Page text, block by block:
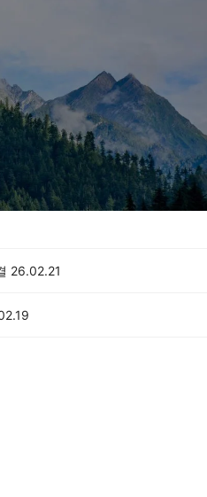
26.02.21